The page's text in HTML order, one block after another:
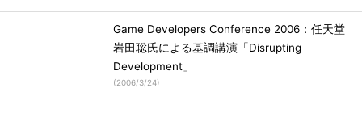
Game Developers Conference 2006：任天堂
岩田聡氏による基調講演「Disrupting
Development」
(2006/3/24)